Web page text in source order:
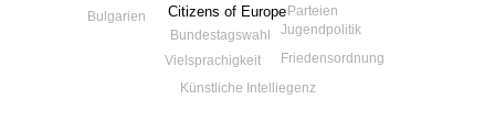
Citizens of Europe
Bundestagswahl
Parteien
Jugendpolitik
Vielsprachigkeit
Bulgarien
Friedensordnung
Künstliche Intelliegenz